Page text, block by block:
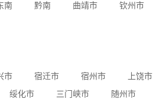
南 黔南 曲靖市 钦州市
市 宿迁市 宿州市 上饶市
绥化市 三门峡市 随州市